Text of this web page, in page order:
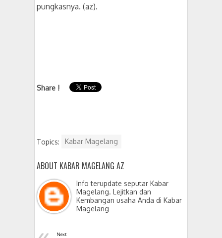
pungkasnya. (az).
Share !
Topics: Kabar Magelang
ABOUT KABAR MAGELANG AZ
Info terupdate seputar Kabar
Magelang. Lejitkan dan
Kembangan usaha Anda di Kabar
Magelang
Next